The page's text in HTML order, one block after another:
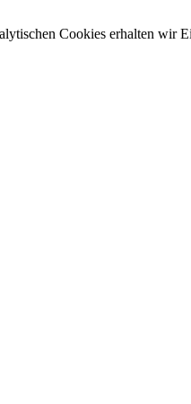
Cookies erhalten wir